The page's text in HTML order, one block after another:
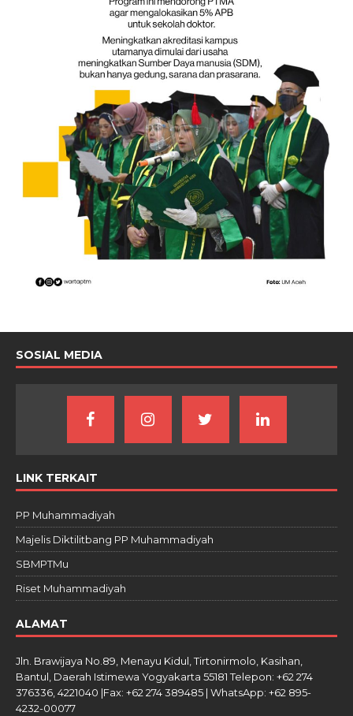
SOSIAL MEDIA
LINK TERKAIT
PP Muhammadiyah
Majelis Diktilitbang PP Muhammadiyah
SBMPTMu
Riset Muhammadiyah
ALAMAT
Jln. Brawijaya No.89, Menayu Kidul, Tirtonirmolo, Kasihan,
Bantul, Daerah Istimewa Yogyakarta 55181 Telepon: +62 274
376336, 4221040 |Fax: +62 274 389485 | WhatsApp: +62 895-
4232-00077